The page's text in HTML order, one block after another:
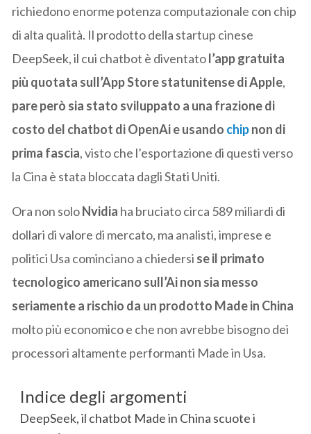
richiedono enorme potenza computazionale con chip
di alta qualità. Il prodotto della startup cinese
DeepSeek, il cui chatbot è diventatol’app gratuita
più quotata sull’App Store statunitense di Apple,
pare però sia stato sviluppato a una frazione di
costo del chatbot di OpenAi e usando chipnon di
prima fascia, visto che l’esportazione di questi verso
la Cina è stata bloccata dagli Stati Uniti.
Ora non soloNvidia ha bruciato circa 589 miliardi di
dollari di valore di mercato, ma analisti, imprese e
politici Usa cominciano a chiedersi se il primato
tecnologico americano sull’Ai non sia messo
seriamente a rischio da un prodotto Made in China
molto più economico e che non avrebbe bisogno dei
processori altamente performanti Made in Usa.
Indice degli argomenti
DeepSeek, il chatbot Made in China scuote i